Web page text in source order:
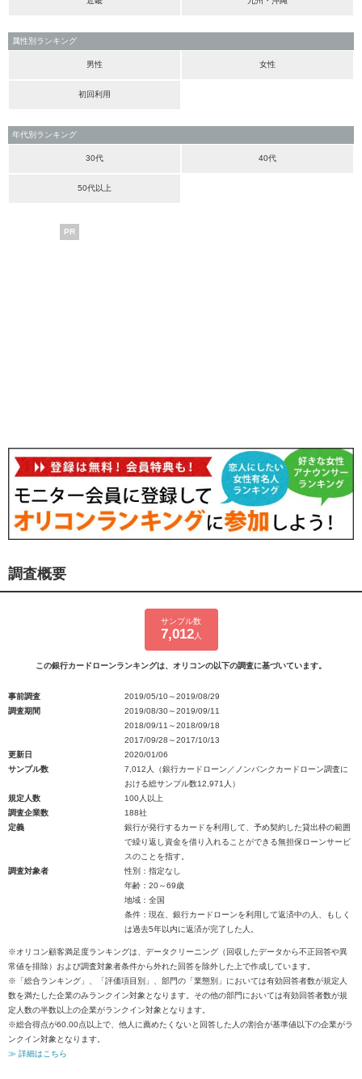
属性別ランキング
男性 女性
初回利用
年代別ランキング
30代 40代
50代以上
PR
調査概要
サンプル数
7,012人
この銀行カードローンランキングは、オリコンの以下の調査に基づいています。
事前調査
2019/05/10～2019/08/29
調査期間
2019/08/30～2019/09/11
2018/09/11～2018/09/18
2017/09/28～2017/10/13
更新日
2020/01/06
サンプル数
7,012人（銀行カードローン／ノンバンクカードローン調査に
おける総サンプル数12,971人）
規定人数
100人以上
調査企業数
188社
定義
銀行が発行するカードを利用して、予め契約した貸出枠の範囲
で繰り返し資金を借り入れることができる無担保ローンサービ
スのことを指す。
調査対象者
性別：指定なし
年齢：20～69歳
地域：全国
条件：現在、銀行カードローンを利用して返済中の人、もしく
は過去5年以内に返済が完了した人。
※オリコン顧客満足度ランキングは、データクリーニング（回収したデータから不正回答や異
常値を排除）および調査対象者条件から外れた回答を除外した上で作成しています。
※「総合ランキング」、「評価項目別」、部門の「業態別」においては有効回答者数が規定人
数を満たした企業のみランクイン対象となります。その他の部門においては有効回答者数が規
定人数の半数以上の企業がランクイン対象となります。
※総合得点が60.00点以上で、他人に薦めたくないと回答した人の割合が基準値以下の企業がラ
ンクイン対象となります。
≫ 詳細はこちら